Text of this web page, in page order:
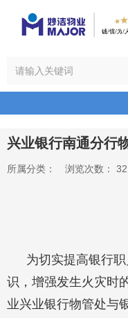
兴业银行南通分行
所属分类： 浏览次数： 32
为切实提高银行
识，增强发生火灾时
业兴业银行物管处与